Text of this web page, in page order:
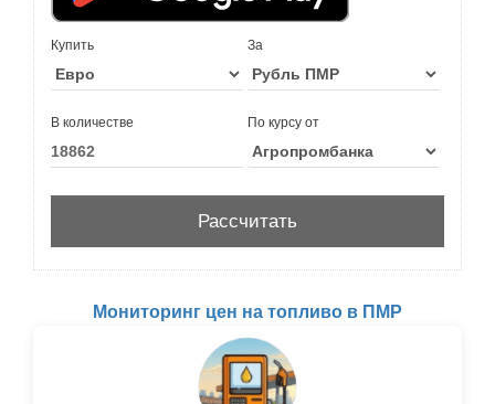
Купить За
В количестве По курсу от
Мониторинг цен на топливо в ПМР